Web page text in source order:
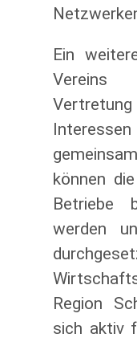
Ein
Vereins
können
Betriebe
werden
Region
sich aktiv